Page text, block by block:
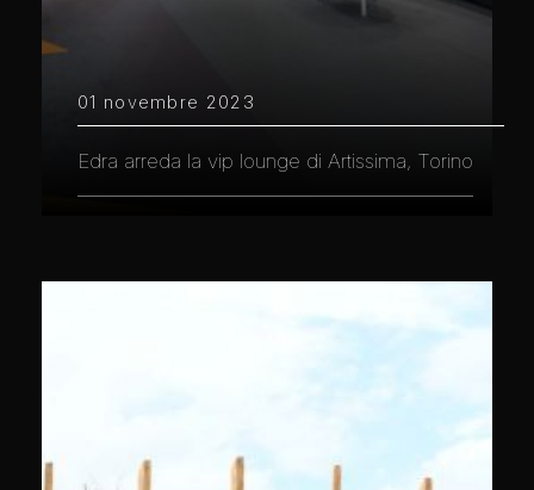
01 novembre 2023
Edra arreda la vip lounge di Artissima, Torino